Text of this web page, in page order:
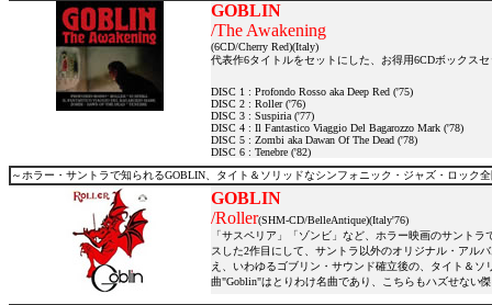
GOBLIN
/The Awakening
(6CD/Cherry Red)(Italy)
代表作6タイトルをセットにした、お得用6CDボックス
DISC 1 : Profondo Rosso aka Deep Red ('75)
DISC 2 : Roller ('76)
DISC 3 : Suspiria ('77)
DISC 4 : Il Fantastico Viaggio Del Bagarozzo Mark ('78)
DISC 5 : Zombi aka Dawan Of The Dead ('78)
DISC 6 : Tenebre ('82)
～ホラー・サントラで知られるGOBLIN、タイト＆ソリッドなシンフォニック・ジャズ・ロック
GOBLIN
/Roller(SHM-CD/BelleAntique)(Italy'76)
「サスペリア」「ゾンビ」など、ホラー映画のサント
スした2作目にして、サントラ以外のオリジナル・アル
え、いわゆるゴブリン・サウンド確立後の、タイト＆
曲"Goblin"はとりわけ名曲であり、こちらもハズせない